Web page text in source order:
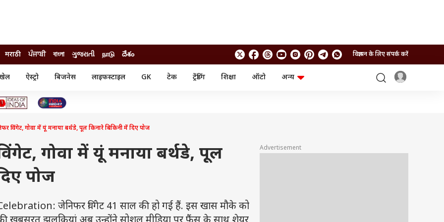
मराठी ਪੰਜਾਬੀ বাংলা ગુજરાતી நாடு దేశం विज्ञापन के लिए संपर्क करें
ऐस्ट्रो बिजनेस लाइफस्टाइल GK टेक ट्रेंडिंग शिक्षा ऑटो
अन्य
सिनेमा
आईपीओ
मोबाइल
चैटजीपीटी
गैजेट
विंगेट, गोवा में यूं मनाया बर्थडे, पूल किनारे बिकिनी में दिए पोज
गोवा में यूं मनाया बर्थडे, पूल
पोज
जेनिफर विंगेट 41 साल की हो गई हैं. इस खास मौके को
Advertisement